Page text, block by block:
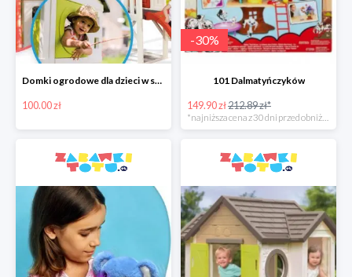
Domki ogrodowe dla dzieci w super cenach
100.00 zł
-30%
101 Dalmatyńczyków
149.90 zł212.89 zł*
*najniższa cena z 30 dni przed obniżką